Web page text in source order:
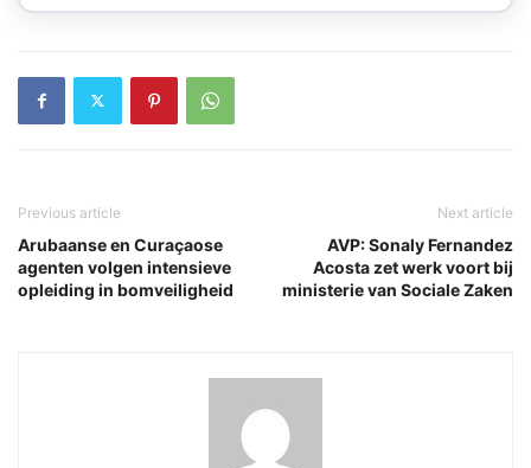
Previous article
Arubaanse en Curaçaose
agenten volgen intensieve
opleiding in bomveiligheid
Next article
AVP: Sonaly Fernandez
Acosta zet werk voort bij
ministerie van Sociale Zaken